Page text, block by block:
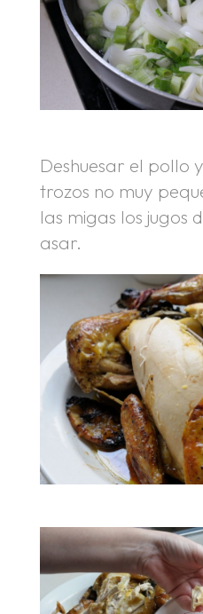
Deshuesar el pollo
trozos no muy
las migas los jugos
asar.